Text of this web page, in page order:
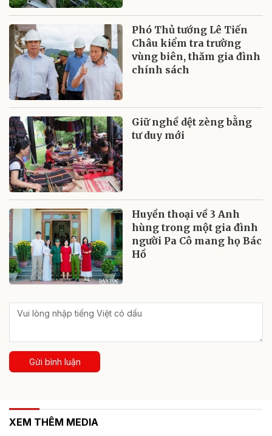
Phó Thủ tướng Lê Tiến
Châu kiểm tra trường
vùng biên, thăm gia đình
chính sách
Giữ nghề dệt zèng bằng
tư duy mới
Huyền thoại về 3 Anh
hùng trong một gia đình
người Pa Cô mang họ Bác
Hồ
Gửi bình luận
XEM THÊM MEDIA